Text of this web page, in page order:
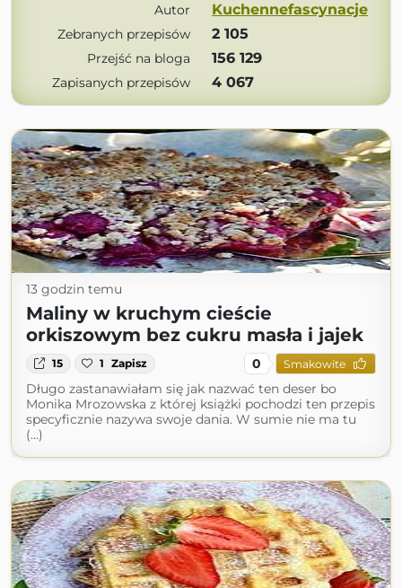
Autor Kuchennefascynacje
Zebranych przepisów 2 105
Przejść na bloga 156 129
Zapisanych przepisów 4 067
13 godzin temu
Maliny w kruchym cieście
orkiszowym bez cukru masła i jajek
15 1 Zapisz 0 Smakowite
Długo zastanawiałam się jak nazwać ten deser bo
Monika Mrozowska z której książki pochodzi ten przepis
specyficznie nazywa swoje dania. W sumie nie ma tu
(...)